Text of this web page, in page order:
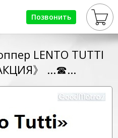
Позвонить
LENTO TUTTI
АКЦИЯ》 ...☎...